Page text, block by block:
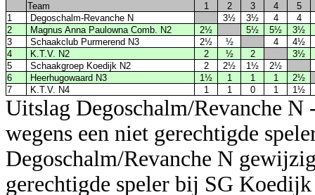
Team 1 2 3 4
5
1
Degoschalm-Revanche N 3½ 3½ 4
4
2
Magnus Anna Paulowna Comb. N2 2½ 5½ 5½
3½
3
Schaakclub Purmerend N3 2½ ½ 4
4½
4
K.T.V. N2 2 ½ 2
3½
5
Schaakgroep Koedijk N2 2 2½ 1½
2½
6
Heerhugowaard N3 1½ 1 1 1
2½
7
K.T.V. N4 1 1 0 1 1½
Uitslag Degoschalm/Revanche
wegens een niet gerechtigde
Degoschalm/Revanche N
gerechtigde speler bij SG